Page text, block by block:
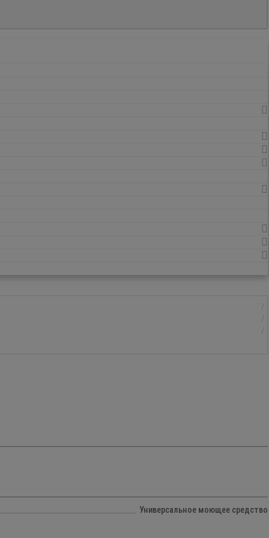
Универсальное моющее средство